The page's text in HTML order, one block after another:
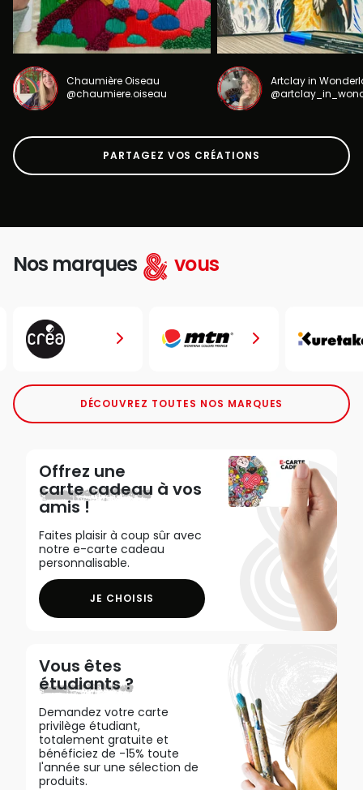
Chaumière Oiseau
@chaumiere.oiseau
Artclay in
PARTAGEZ VOS CRÉATIONS
Nos marques vous
DÉCOUVREZ TOUTES NOS MARQUES
Offrez une
carte cadeau à vos
amis !
Faites plaisir à coup sûr avec
notre e-carte cadeau
personnalisable.
JE CHOISIS
Vous êtes
étudiants ?
Demandez votre carte
privilège étudiant,
totalement gratuite et
bénéficiez de -15% toute
l'année sur une sélection de
produits.